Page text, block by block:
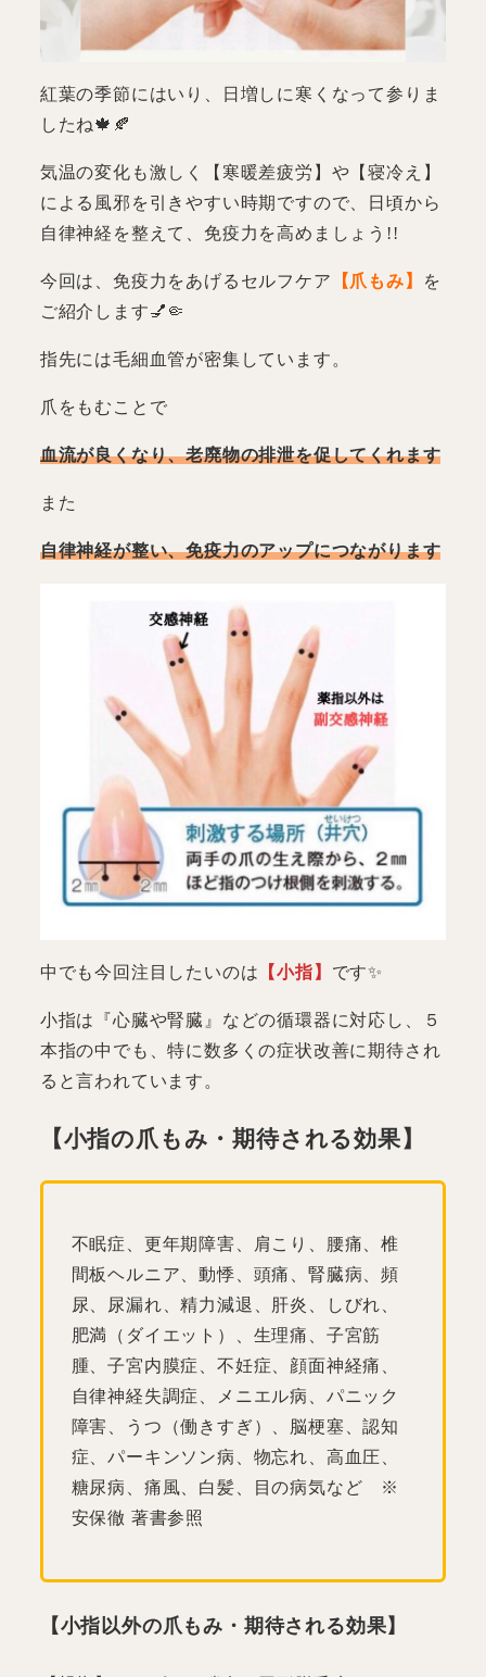
紅葉の季節にはいり、日増しに寒くなって参りま
したね🍁🍂
気温の変化も激しく【寒暖差疲労】や【寝冷え】
による風邪を引きやすい時期ですので、日頃から
自律神経を整えて、免疫力を高めましょう!!
今回は、免疫力をあげるセルフケア 【爪もみ】
を
ご紹介します💅🤏
指先には毛細血管が密集しています。
爪をもむことで
血流が良くなり、老廃物の排泄を促してくれます
また
自律神経が整い、免疫力のアップにつながります
中でも今回注目したいのは 【小指】 です✨
小指は『心臓や腎臓』などの循環器に対応し、５
本指の中でも、特に数多くの症状改善に期待され
ると言われています。
【小指の爪もみ・期待される効果】
不眠症、更年期障害、肩こり、腰痛、椎
間板ヘルニア、動悸、頭痛、腎臓病、頻
尿、尿漏れ、精力減退、肝炎、しびれ、
肥満（ダイエット）、生理痛、子宮筋
腫、子宮内膜症、不妊症、顔面神経痛、
自律神経失調症、メニエル病、パニック
障害、うつ（働きすぎ）、脳梗塞、認知
症、パーキンソン病、物忘れ、高血圧、
糖尿病、痛風、白髪、目の病気など ※
安保徹 著書参照
【小指以外の爪もみ・期待される効果】